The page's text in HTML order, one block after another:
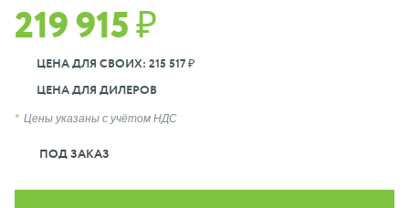
219 915 ₽
ЦЕНА ДЛЯ СВОИХ: 215 517 ₽
ЦЕНА ДЛЯ ДИЛЕРОВ
Цены указаны с учётом НДС
ПОД ЗАКАЗ